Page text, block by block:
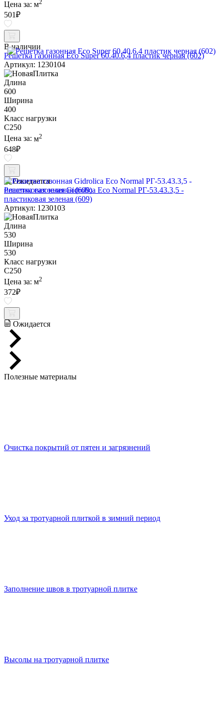
Цена за: м2
501₽
В наличии
Решетка газонная Eco Super 60.40.6,4 пластик черная (602)
Артикул: 1230104
Длина
600
Ширина
400
Класс нагрузки
C250
Цена за: м2
648₽
Ожидается
Решетка газонная Gidrolica Eco Normal РГ-53.43.3,5 -
пластиковая зеленая (609)
Артикул: 1230103
Длина
530
Ширина
530
Класс нагрузки
C250
Цена за: м2
372₽
Ожидается
Полезные материалы
Очистка покрытий от пятен и загрязнений
Уход за тротуарной плиткой в зимний период
Заполнение швов в тротуарной плитке
Высолы на тротуарной плитке